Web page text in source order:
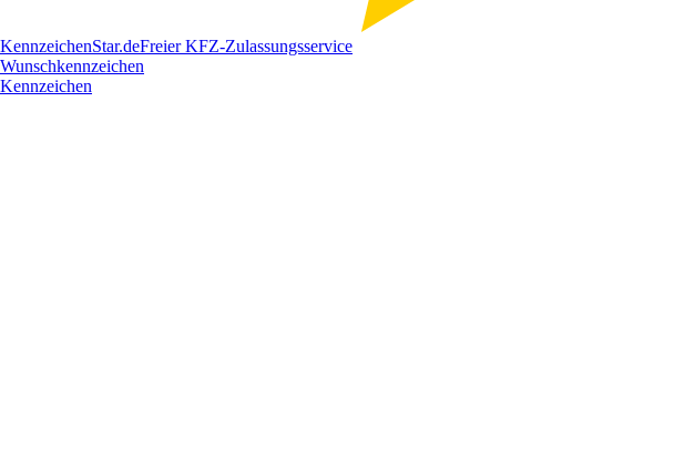
KennzeichenStar.deFreier KFZ-Zulassungsservice
Wunschkennzeichen
Kennzeichen